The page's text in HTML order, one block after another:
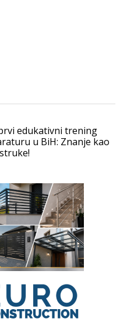
edukativni trening
u BiH: Znanje kao